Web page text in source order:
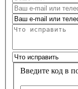
Введите код в